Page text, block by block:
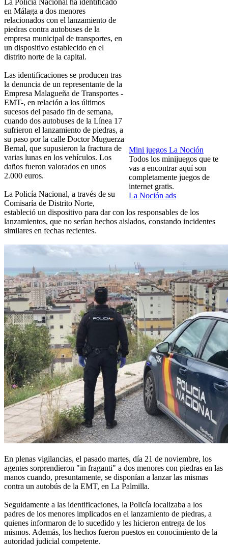
Mini juegos La Noción
Todos los minijuegos que te
vas a encontrar aquí son
completamente juegos de
internet gratis.
La Noción ads
La Policía Nacional ha identificado
en Málaga a dos menores
relacionados con el lanzamiento de
piedras contra autobuses de la
empresa municipal de transportes, en
un dispositivo establecido en el
distrito norte de la capital.
Las identificaciones se producen tras
la denuncia de un representante de la
Empresa Malagueña de Transportes -
EMT-, en relación a los últimos
sucesos del pasado fin de semana,
cuando dos autobuses de la Línea 17
sufrieron el lanzamiento de piedras, a
su paso por la calle Doctor Muguerza
Bernal, que supusieron la fractura de
varias lunas en los vehículos. Los
daños fueron valorados en unos
2.000 euros.
La Policía Nacional, a través de su
Comisaría de Distrito Norte,
estableció un dispositivo para dar con los responsables de los
lanzamientos, que no serían hechos aislados, constando incidentes
similares en fechas recientes.
En plenas vigilancias, el pasado martes, día 21 de noviembre, los
agentes sorprendieron "in fraganti" a dos menores con piedras en las
manos cuando, presuntamente, se disponían a lanzar las mismas
contra un autobús de la EMT, en La Palmilla.
Seguidamente a las identificaciones, la Policía localizaba a los
padres de los menores implicados en el lanzamiento de piedras, a
quienes informaron de lo sucedido y les hicieron entrega de los
mismos. Además, los hechos fueron puestos en conocimiento de la
autoridad judicial competente.